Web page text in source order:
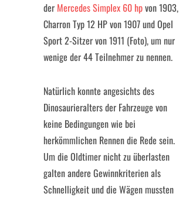
der Mercedes Simplex 60 hpvon 1903,
Charron Typ 12 HP von 1907 und Opel
Sport 2-Sitzer von 1911 (Foto), um nur
wenige der 44 Teilnehmer zu nennen.
Natürlich konnte angesichts des
Dinosaurieralters der Fahrzeuge von
keine Bedingungen wie bei
herkömmlichen Rennen die Rede sein.
Um die Oldtimer nicht zu überlasten
galten andere Gewinnkriterien als
Schnelligkeit und die Wägen mussten